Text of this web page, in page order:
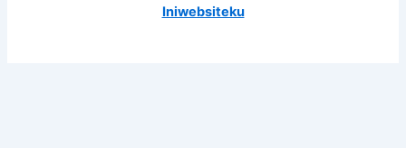
Iniwebsiteku